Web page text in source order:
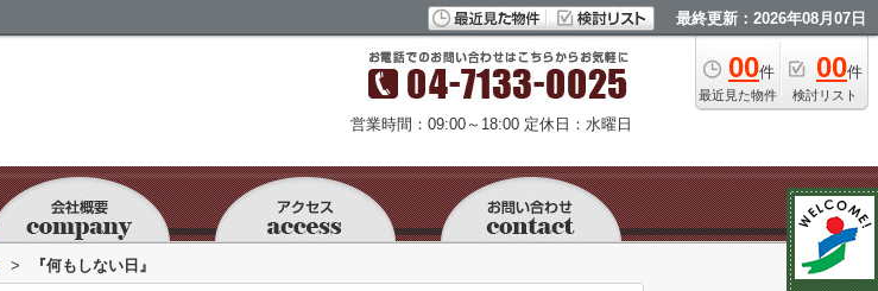
最終更新：2026年08月07日
00件
最近見た物件
00件
検討リスト
営業時間：09:00～18:00 定休日：水曜日
> 『何もしない日』